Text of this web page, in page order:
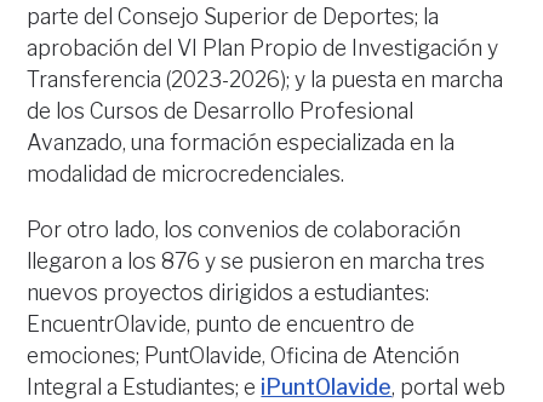
parte del Consejo Superior de Deportes; la
aprobación del VI Plan Propio de Investigación y
Transferencia (2023-2026); y la puesta en marcha
de los Cursos de Desarrollo Profesional
Avanzado, una formación especializada en la
modalidad de microcredenciales.
Por otro lado, los convenios de colaboración
llegaron a los 876 y se pusieron en marcha tres
nuevos proyectos dirigidos a estudiantes:
EncuentrOlavide, punto de encuentro de
emociones; PuntOlavide, Oficina de Atención
Integral a Estudiantes; e iPuntOlavide, portal web